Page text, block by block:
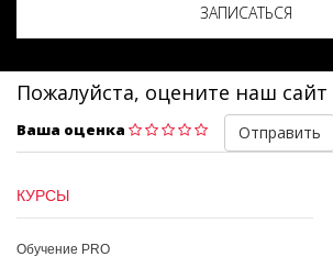
ЗАПИСАТЬСЯ
Пожалуйста, оцените наш сайт
Ваша оценка
КУРСЫ
Обучение PRO